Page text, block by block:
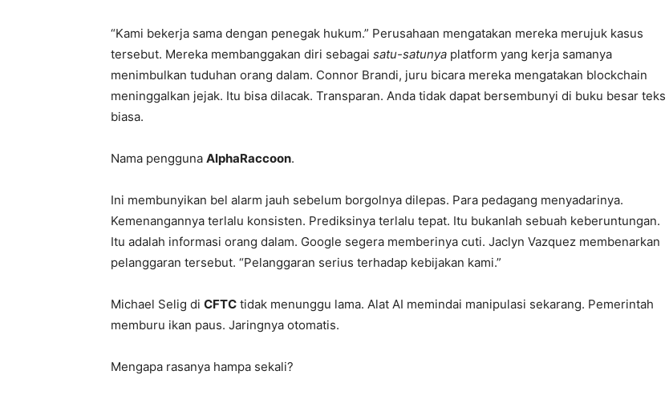
“Kami bekerja sama dengan penegak hukum.” Perusahaan mengatakan mereka merujuk kasus
tersebut. Mereka membanggakan diri sebagai satu-satunya platform yang kerja samanya
menimbulkan tuduhan orang dalam. Connor Brandi, juru bicara mereka mengatakan blockchain
meninggalkan jejak. Itu bisa dilacak. Transparan. Anda tidak dapat bersembunyi di buku besar teks
biasa.
Nama pengguna AlphaRaccoon.
Ini membunyikan bel alarm jauh sebelum borgolnya dilepas. Para pedagang menyadarinya.
Kemenangannya terlalu konsisten. Prediksinya terlalu tepat. Itu bukanlah sebuah keberuntungan.
Itu adalah informasi orang dalam. Google segera memberinya cuti. Jaclyn Vazquez membenarkan
pelanggaran tersebut. “Pelanggaran serius terhadap kebijakan kami.”
Michael Selig di CFTC tidak menunggu lama. Alat AI memindai manipulasi sekarang. Pemerintah
memburu ikan paus. Jaringnya otomatis.
Mengapa rasanya hampa sekali?